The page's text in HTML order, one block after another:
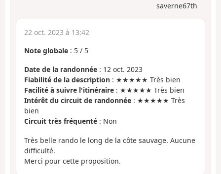
saverne67th
22 oct. 2023 à 13:42
Note globale : 5 / 5
Date de la randonnée : 12 oct. 2023
Fiabilité de la description : ★★★★★ Très bien
Facilité à suivre l'itinéraire : ★★★★★ Très bien
Intérêt du circuit de randonnée : ★★★★★ Très
bien
Circuit très fréquenté : Non
Très belle rando le long de la côte sauvage. Aucune
difficulté.
Merci pour cette proposition.